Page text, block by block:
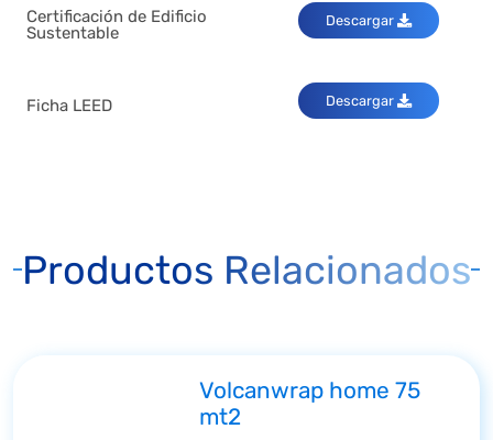
Certificación de Edificio
Sustentable
Descargar
Ficha LEED Descargar
Productos Relacionados
Volcanwrap home 75
mt2